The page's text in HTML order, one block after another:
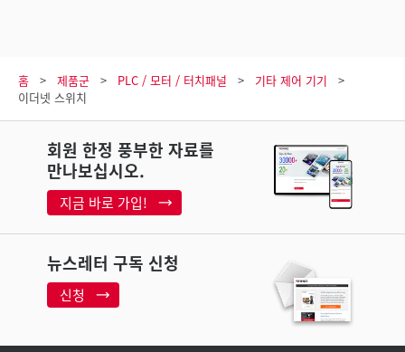
홈 제품군 PLC / 모터 / 터치패널
기타 제어 기기
이더넷 스위치
회원 한정 풍부한 자료를
만나보십시오.
지금 바로 가입!
뉴스레터 구독 신청
신청